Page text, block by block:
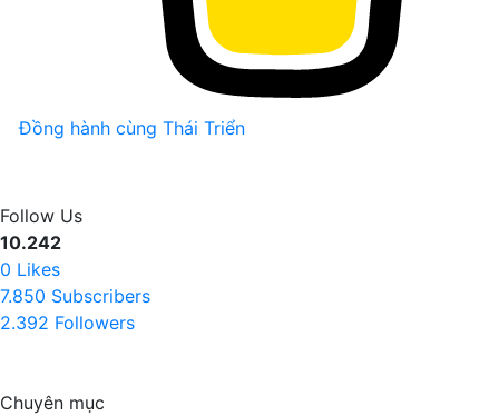
Đồng hành cùng Thái Triển
Follow Us
10.242
0 Likes
7.850 Subscribers
2.392 Followers
Chuyên mục